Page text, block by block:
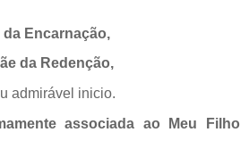
Encarnação,
da Redenção,
admirável inicio.
associada ao Meu Filho